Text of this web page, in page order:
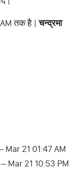
तक है |चन्द्रमा
Mar 21 01:47 AM
Mar 21 10:53 PM